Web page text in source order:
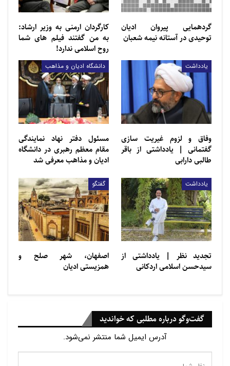
گردهمایی پیروان ادیان
توحیدی در آستانه نیمه شعبان
کارگردان ارمنی به وزیر ارشاد:
به من گفتند فیلم های شما
روح اسلامی ندارد!
یادداشت
وفاق و لزوم غیریت سازی
گفتمانی | یادداشتی از باقر
طالبی دارابی
دانشگاه ادیان و مذاهب
مسئول دفتر نهاد نمایندگی
مقام معظم رهبری در دانشگاه
ادیان و مذاهب معرفی شد
یادداشت
تجديد ‌‌نظر | یادداشتی از
سيدحسن اسلامی اردكانی
گفتگو
اصفهان، شهر صلح و
همزیستی ادیان
گفت‌وگو درباره مطلبی که خواندید
آدرس ایمیل شما منتشر نمی‌شود.